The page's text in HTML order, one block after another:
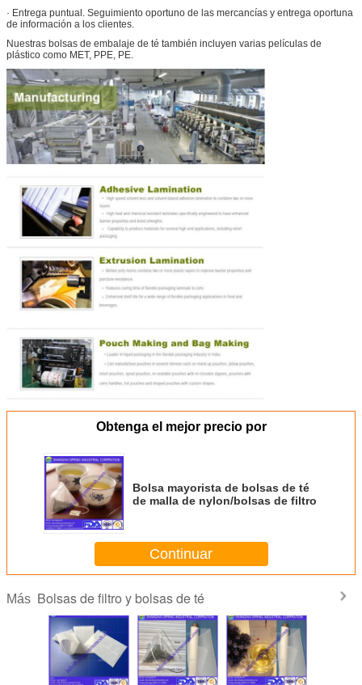
· Entrega puntual. Seguimiento oportuno de las mercancías y entrega oportuna
de información a los clientes.
Nuestras bolsas de embalaje de té también incluyen varias películas de
plástico como MET, PPE, PE.
Obtenga el mejor precio por
Bolsa mayorista de bolsas de té
de malla de nylon/bolsas de filtro
Continuar
Más Bolsas de filtro y bolsas de té